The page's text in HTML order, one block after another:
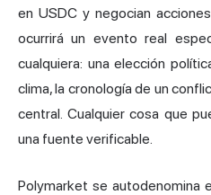
en USDC y negocian
ocurrirá un evento real
cualquiera: una elección
clima, la cronología de un
central. Cualquier cosa que
una fuente verificable.
Polymarket se autodenomina